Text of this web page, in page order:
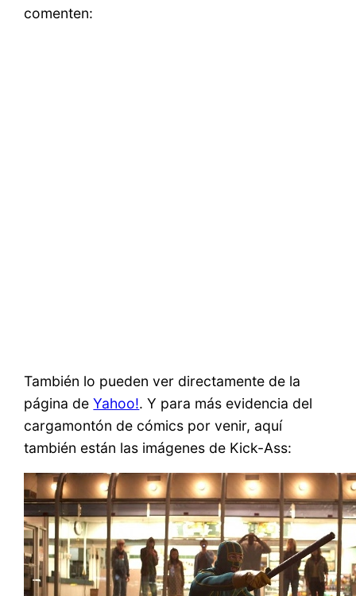
comenten:
También lo pueden ver directamente de la
página deYahoo!. Y para más evidencia del
cargamontón de cómics por venir, aquí
también están las imágenes de Kick-Ass: